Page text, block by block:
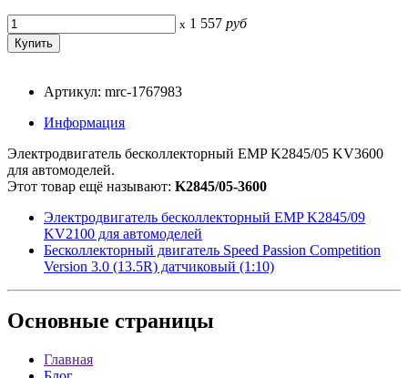
x 1 557 руб
Артикул: mrc-1767983
Информация
Электродвигатель бесколлекторный EMP K2845/05 KV3600
для автомоделей.
Этот товар ещё называют: K2845/05-3600
Электродвигатель бесколлекторный EMP K2845/09
KV2100 для автомоделей
Бесколлекторный двигатель Speed Passion Competition
Version 3.0 (13.5R) датчиковый (1:10)
Основные страницы
Главная